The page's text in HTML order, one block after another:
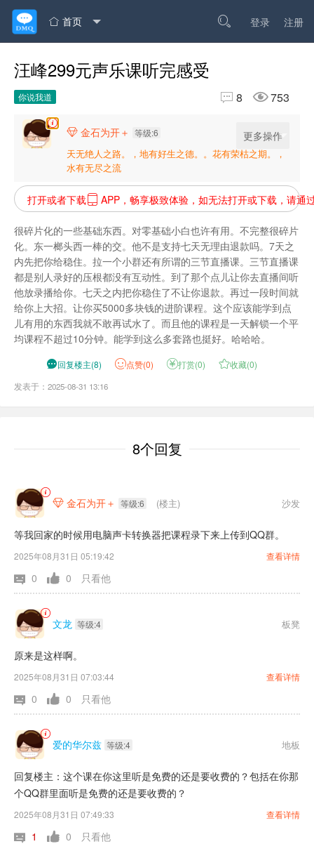
 首页  登录 注册
汪峰299元声乐课听完感受
你说我道  8 753
 金石为开＋ 等级:6
天无绝人之路。，地有好生之德。。花有荣枯之期。，
水有无尽之流
更多操作
打开或者下载 APP，畅享极致体验，如无法打开或下载，请通
很碎片化的一些基础东西。对零基础小白也许有用。不完整很碎片
化。东一榔头西一棒的交。他不是支持七天无理由退款吗。7天之
内先把你给稳住。拉一个小群还有所谓的三节直播课。三节直播课
都是别人录好的压根都没有互动性。到了那个点儿让你去直播间听
他放录播给你。七天之内把你稳住了不让你退款。再过一段时间就
给你上大招。让你买5000多块钱的进阶课程。这个应该能学到点
儿有用的东西我就不敢再试水了。而且他的课程是一天解锁一个平
均课程不超过10分钟。能学到这么多套路也挺好。哈哈哈。
回复楼主(8) 点赞(0) 打赏(0) 收藏(0)
发表于：2025-08-31 13:16
8个回复
 金石为开＋ 等级:6 (楼主) 沙发
等我回家的时候用电脑声卡转换器把课程录下来上传到QQ群。
2025年08月31日 05:19:42 查看详情
0 0 只看他
文龙 等级:4 板凳
原来是这样啊。
2025年08月31日 07:03:44 查看详情
0 0 只看他
爱的华尔兹 等级:4 地板
回复楼主：这个课在你这里听是免费的还是要收费的？包括在你那
个QQ群里面听是免费的还是要收费的？
2025年08月31日 07:49:33 查看详情
1 0 只看他